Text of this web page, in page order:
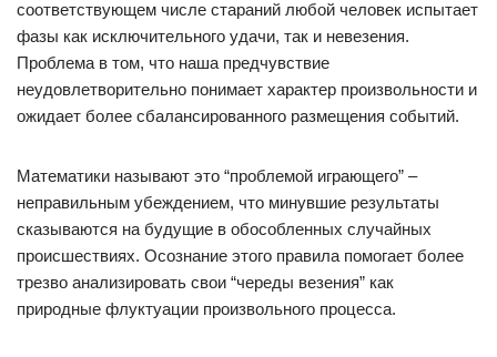
соответствующем числе стараний любой человек испытает
фазы как исключительного удачи, так и невезения.
Проблема в том, что наша предчувствие
неудовлетворительно понимает характер произвольности и
ожидает более сбалансированного размещения событий.
Математики называют это “проблемой играющего” –
неправильным убеждением, что минувшие результаты
сказываются на будущие в обособленных случайных
происшествиях. Осознание этого правила помогает более
трезво анализировать свои “череды везения” как
природные флуктуации произвольного процесса.